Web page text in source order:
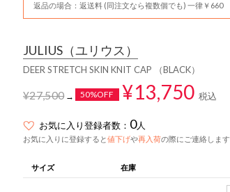
返品の場合：返送料 (同注文なら複数個でも) 一律￥660
JULIUS （ユリウス）
DEER STRETCH SKIN KNIT CAP （BLACK）
¥27,500→ 50%OFF ¥13,750 税込
お気に入り登録者数： 0人
お気に入りに登録すると値下げや再入荷の際にご連絡します
サイズ 在庫